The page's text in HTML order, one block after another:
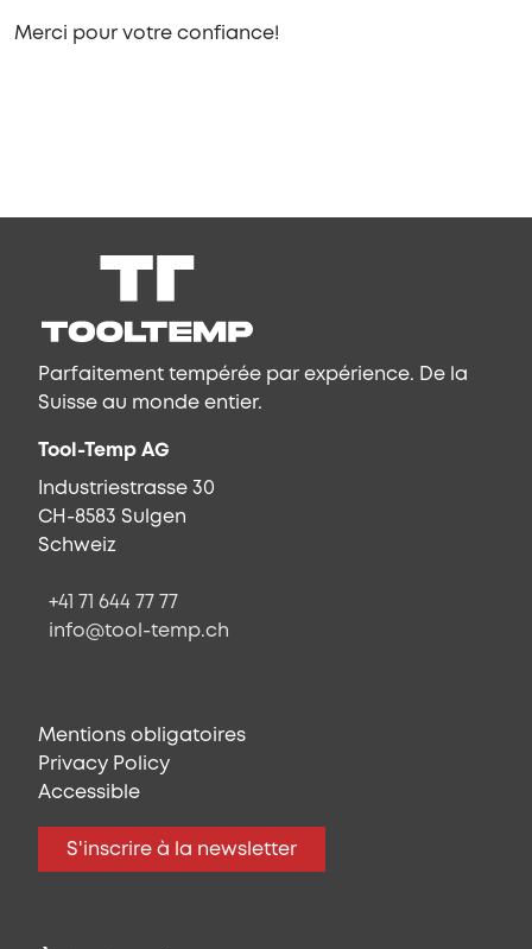
Merci pour votre confiance!
Parfaitement tempérée par expérience. De la
Suisse au monde entier.
Tool-Temp AG
Industriestrasse 30
CH-8583 Sulgen
Schweiz
+41 71 644 77 77
info@tool-temp.ch
Mentions obligatoires
Privacy Policy
Accessible
S'inscrire à la newsletter